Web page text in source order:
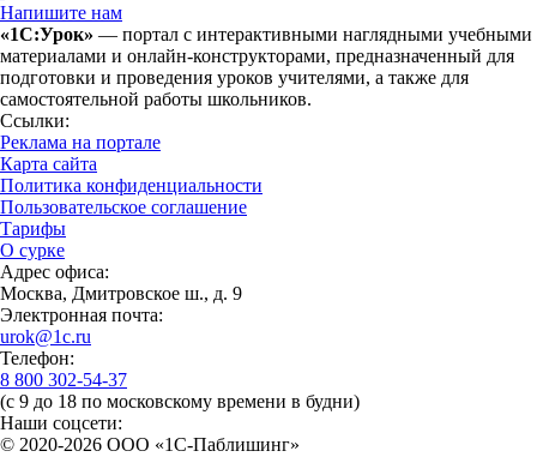
Напишите нам
«1С:Урок» — портал с интерактивными наглядными учебными
материалами и онлайн-конструкторами, предназначенный для
подготовки и проведения уроков учителями, а также для
самостоятельной работы школьников.
Ссылки:
Реклама на портале
Карта сайта
Политика конфиденциальности
Пользовательское соглашение
Тарифы
О сурке
Адрес офиса:
Москва, Дмитровское ш., д. 9
Электронная почта:
urok@1c.ru
Телефон:
8 800 302-54-37
(с 9 до 18 по московскому времени в будни)
Наши соцсети:
© 2020-2026 OOO «1С-Паблишинг»